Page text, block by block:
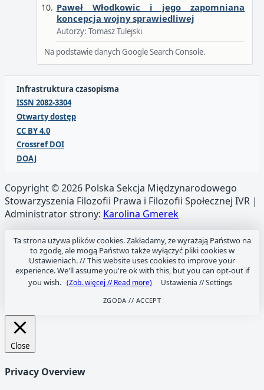
Paweł Włodkowic i jego zapomniana
koncepcja wojny sprawiedliwej
Autorzy: Tomasz Tulejski
Na podstawie danych Google Search Console.
Infrastruktura czasopisma
ISSN 2082-3304
Otwarty dostęp
CC BY 4.0
Crossref DOI
DOAJ
Copyright © 2026 Polska Sekcja Międzynarodowego
Stowarzyszenia Filozofii Prawa i Filozofii Społecznej IVR |
Administrator strony: Karolina Gmerek
Ta strona używa plików cookies. Zakładamy, że wyrażają Państwo na
to zgodę, ale mogą Państwo także wyłączyć pliki cookies w
Ustawieniach. //This website uses cookies to improve your
experience. We'll assume you're ok with this, but you can opt-out if
you wish. (Zob. więcej // Read more) Ustawienia // Settings
ZGODA // ACCEPT
Close
Privacy Overview